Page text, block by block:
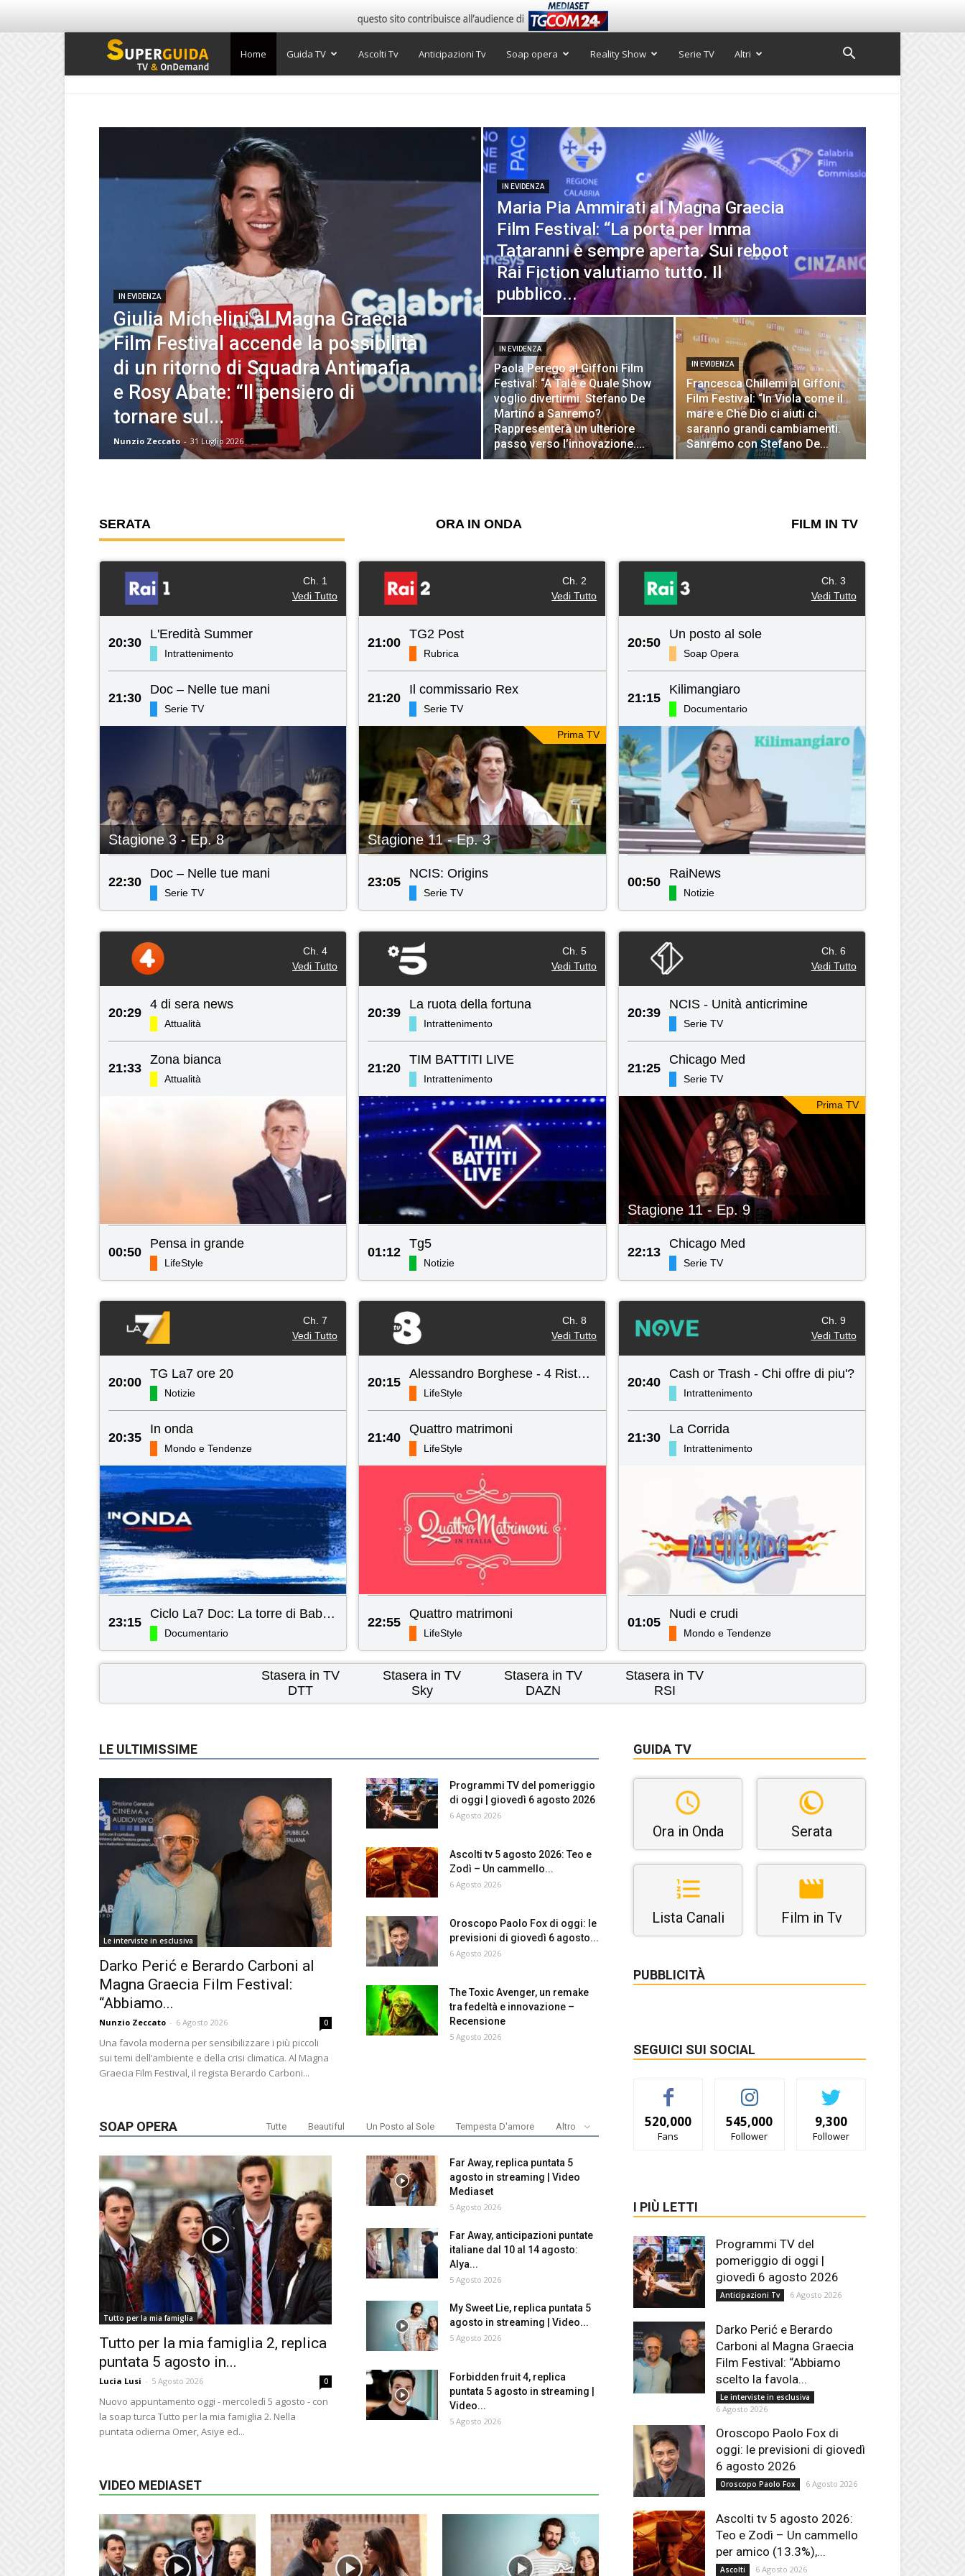
Super
TV
Home Guida TV Ascolti Tv Anticipazioni Tv Soap opera Reality Show Serie TV Altri
IN EVIDENZA
Giulia Michelini al Magna Graecia
Film Festival accende la possibilità
di un ritorno di Squadra Antimafia
e Rosy Abate: “Il pensiero di
tornare sul...
Nunzio Zeccato - 31 Luglio 2026
IN EVIDENZA
Maria Pia Ammirati al Magna Graecia
Film Festival: “La porta per Imma
Tataranni è sempre aperta. Sui reboot
Rai Fiction valutiamo tutto. Il
pubblico...
IN EVIDENZA
Paola Perego al Giffoni Film
Festival: “A Tale e Quale Show
voglio divertirmi. Stefano De
Martino a Sanremo?
Rappresenterà un ulteriore
passo verso l’innovazione....
IN EVIDENZA
Francesca Chillemi al Giffoni
Film Festival: “In Viola come il
mare e Che Dio ci aiuti ci
saranno grandi cambiamenti.
Sanremo con Stefano De...
SERATA FILM IN TV
Ch. 1
Vedi Tutto
20:30
L'Eredità Summer
Intrattenimento
21:30
Doc – Nelle tue mani
Serie TV
Stagione 3 - Ep. 8
22:30
Doc – Nelle tue mani
Serie TV
Ch. 2
Vedi Tutto
21:00
TG2 Post
Rubrica
21:20
Il commissario Rex
Serie TV
Prima TV
Stagione 11 - Ep. 3
23:05
NCIS: Origins
Serie TV
Ch. 3
Vedi Tutto
20:50
Un posto al sole
Soap Opera
21:15
Kilimangiaro
Documentario
00:50
RaiNews
Notizie
Ch. 4
Vedi Tutto
20:29
4 di sera news
Attualità
21:33
Zona bianca
Attualità
00:50
Pensa in grande
LifeStyle
Ch. 5
Vedi Tutto
20:39
La ruota della fortuna
Intrattenimento
21:20
TIM BATTITI LIVE
Intrattenimento
01:12
Tg5
Notizie
Ch. 6
Vedi Tutto
20:39
NCIS - Unità anticrimine
Serie TV
21:25
Chicago Med
Serie TV
Prima TV
Stagione 11 - Ep. 9
22:13
Chicago Med
Serie TV
Ch. 7
Vedi Tutto
20:00
TG La7 ore 20
Notizie
20:35
In onda
Mondo e Tendenze
23:15
Ciclo La7 Doc: La torre di Babele Doc
Documentario
Ch. 8
Vedi Tutto
20:15
Alessandro Borghese - 4 Ristoranti
LifeStyle
21:40
Quattro matrimoni
LifeStyle
22:55
Quattro matrimoni
LifeStyle
Ch. 9
Vedi Tutto
20:40
Cash or Trash - Chi offre di piu'?
Intrattenimento
21:30
La Corrida
Intrattenimento
01:05
Nudi e crudi
Mondo e Tendenze
Stasera in TV
DTT
Stasera in TV
Sky
Stasera in TV
DAZN
Stasera in TV
RSI
LE ULTIMISSIME
Le interviste in esclusiva
Darko Perić e Berardo Carboni al
Magna Graecia Film Festival:
“Abbiamo...
Nunzio Zeccato - 6 Agosto 2026 0
Una favola moderna per sensibilizzare i più piccoli
sui temi dell’ambiente e della crisi climatica. Al Magna
Graecia Film Festival, il regista Berardo Carboni...
Programmi TV del pomeriggio
di oggi | giovedì 6 agosto 2026
6 Agosto 2026
Ascolti tv 5 agosto 2026: Teo e
Zodì – Un cammello...
6 Agosto 2026
Oroscopo Paolo Fox di oggi: le
previsioni di giovedì 6 agosto...
6 Agosto 2026
The Toxic Avenger, un remake
tra fedeltà e innovazione –
Recensione
5 Agosto 2026
SOAP OPERA Tutte Beautiful Un Posto al Sole Tempesta D'amore Altro
Tutto per la mia famiglia
Tutto per la mia famiglia 2, replica
puntata 5 agosto in...
Lucia Lusi - 5 Agosto 2026 0
Nuovo appuntamento oggi - mercoledì 5 agosto - con
la soap turca Tutto per la mia famiglia 2. Nella
puntata odierna Omer, Asiye ed...
Far Away, replica puntata 5
agosto in streaming | Video
Mediaset
5 Agosto 2026
Far Away, anticipazioni puntate
italiane dal 10 al 14 agosto:
Alya...
5 Agosto 2026
My Sweet Lie, replica puntata 5
agosto in streaming | Video...
5 Agosto 2026
Forbidden fruit 4, replica
puntata 5 agosto in streaming |
Video...
5 Agosto 2026
VIDEO MEDIASET
GUIDA TV
Ora in Onda Serata
Lista Canali Film in Tv
PUBBLICITÀ
SEGUICI SUI SOCIAL
520,000
Fans
545,000
Follower
9,300
Follower
I PIÙ LETTI
Programmi TV del
pomeriggio di oggi |
giovedì 6 agosto 2026
Anticipazioni Tv 6 Agosto 2026
Darko Perić e Berardo
Carboni al Magna Graecia
Film Festival: “Abbiamo
scelto la favola...
Le interviste in esclusiva
6 Agosto 2026
Oroscopo Paolo Fox di
oggi: le previsioni di giovedì
6 agosto 2026
Oroscopo Paolo Fox 6 Agosto 2026
Ascolti tv 5 agosto 2026:
Teo e Zodì – Un cammello
per amico (13.3%),...
Ascolti 6 Agosto 2026